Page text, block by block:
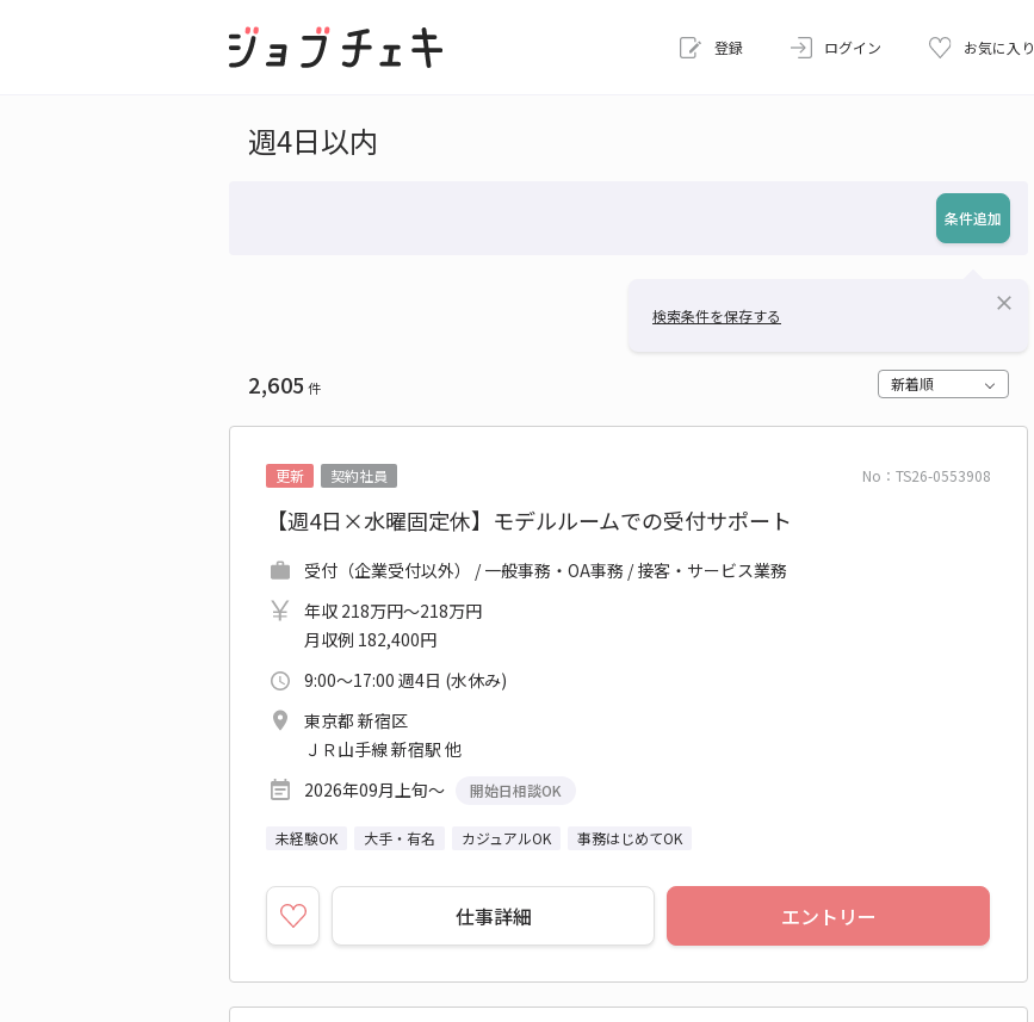
登録 ログイン お気に入り
週4日以内
条件追加
検索条件を保存する
close
2,605 件 新着順
No：TS26-0553908
更新 契約社員
【週4日×水曜固定休】モデルルームでの受付サポート
受付（企業受付以外） / 一般事務・OA事務 / 接客・サービス業務
年収 218万円～218万円
月収例 182,400円
9:00～17:00 週4日 (水休み)
東京都 新宿区
ＪＲ山手線 新宿駅 他
2026年09月上旬～
開始日相談OK
未経験OK 大手・有名 カジュアルOK 事務はじめてOK
仕事詳細 エントリー